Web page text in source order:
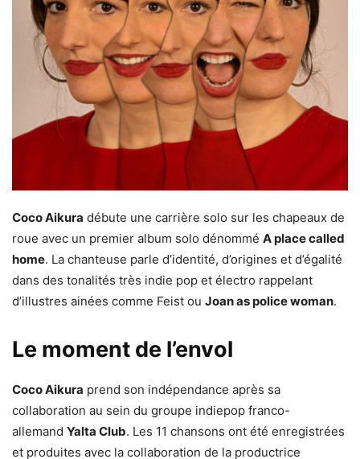
Coco Aikura débute une carrière solo sur les chapeaux de
roue avec un premier album solo dénommé A place called
home. La chanteuse parle d’identité, d’origines et d’égalité
dans des tonalités très indie pop et électro rappelant
d’illustres ainées comme Feist ou Joan as police woman.
Le moment de l’envol
Coco Aikura prend son indépendance après sa
collaboration au sein du groupe indiepop franco-
allemand Yalta Club. Les 11 chansons ont été enregistrées
et produites avec la collaboration de la productrice